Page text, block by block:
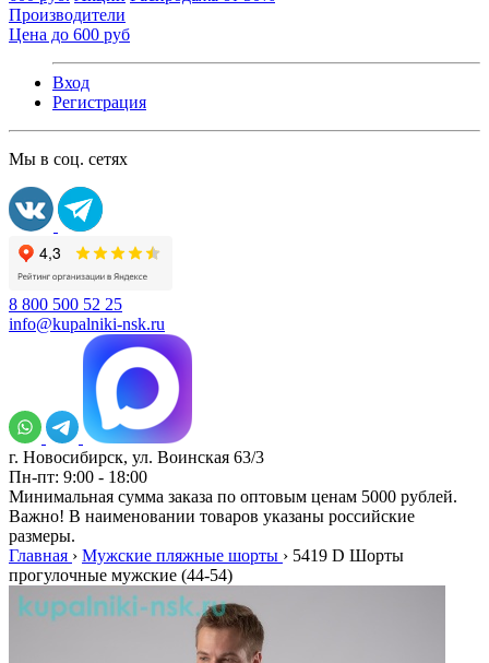
Производители
Цена до 600 руб
Вход
Регистрация
Мы в соц. сетях
8 800 500 52 25
info@kupalniki-nsk.ru
г. Новосибирск, ул. Воинская 63/3
Пн-пт: 9:00 - 18:00
Минимальная сумма заказа по оптовым ценам 5000 рублей.
Важно! В наименовании товаров указаны российские
размеры.
Главная › Мужские пляжные шорты › 5419 D Шорты
прогулочные мужские (44-54)